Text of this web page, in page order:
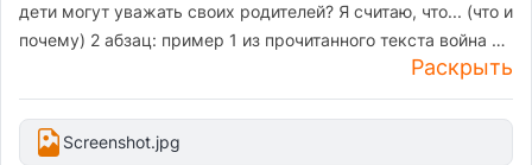
дети могут уважать своих родителей? Я считаю, что... (что и
почему) 2 абзац: пример 1 из прочитанного текста война и
мир(я прочитала роман-эпопею... автор повествует о..)
микровывод по 2 абзацу(таким образом..) 3 абзац: пример
2 из прочитанного текста война и мир (также или др
вводное слово.. автор повествует о..) микровывод по 3
Раскрыть
Screenshot.jpg